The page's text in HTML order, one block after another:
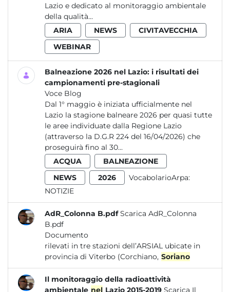
Lazio e dedicato al monitoraggio ambientale
della qualità...
ARIA
NEWS
CIVITAVECCHIA
WEBINAR
Balneazione 2026 nel Lazio: i risultati dei
campionamenti pre-stagionali
Voce Blog
Dal 1° maggio è iniziata ufficialmente nel
Lazio la stagione balneare 2026 per quasi tutte
le aree individuate dalla Regione Lazio
(attraverso la D.G.R 224 del 16/04/2026) che
proseguirà fino al 30...
ACQUA
BALNEAZIONE
NEWS
2026
VocabolarioArpa:
NOTIZIE
AdR_Colonna B.pdf Scarica AdR_Colonna
B.pdf
Documento
rilevati in tre stazioni dell’ARSIAL ubicate in
provincia di Viterbo (Corchiano, Soriano
Il monitoraggio della radioattività
ambientale nel Lazio 2015-2019 Scarica Il